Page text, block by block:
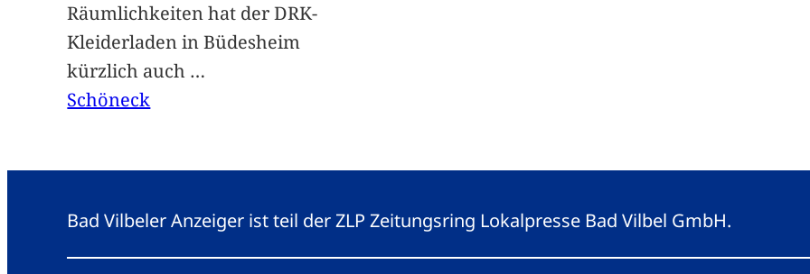
Räumlichkeiten hat der DRK-
Kleiderladen in Büdesheim
kürzlich auch …
Schöneck
Bad Vilbeler Anzeiger ist teil der ZLP Zeitungsring Lokalpresse Bad Vilbel GmbH.